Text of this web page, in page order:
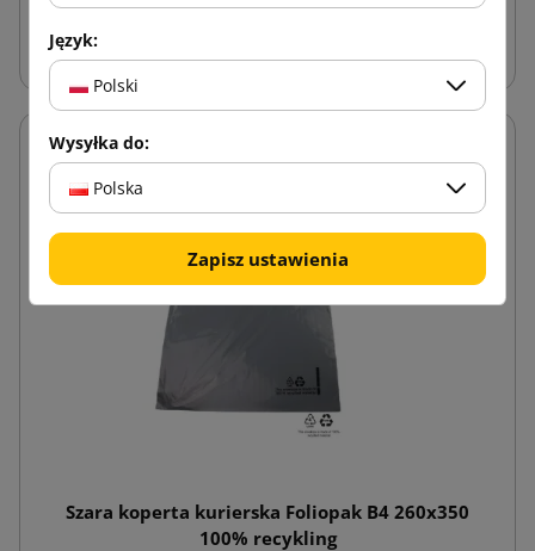
Szara koperta kurierska Foliopak B4 260x350
100% recykling
Język:
Polski
Wysyłka do:
Polska
Zapisz ustawienia